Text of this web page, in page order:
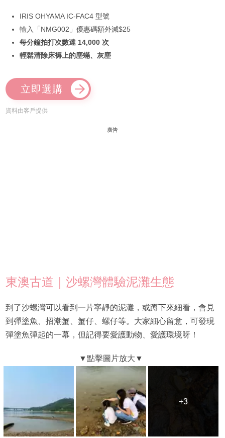
IRIS OHYAMA IC-FAC4 型號
輸入「NMG002」優惠碼額外減$25
每分鐘拍打次數達 14,000 次
輕鬆清除床褥上的塵蟎、灰塵
立即選購
資料由客戶提供
廣告
東澳古道｜沙螺灣體驗泥灘生態
到了沙螺灣可以看到一片寧靜的泥灘，或蹲下來細看，會見
到彈塗魚、招潮蟹、蟹仔、螺仔等。大家細心留意，可發現
彈塗魚彈起的一幕，但記得要愛護動物、愛護環境呀！
+3
+3